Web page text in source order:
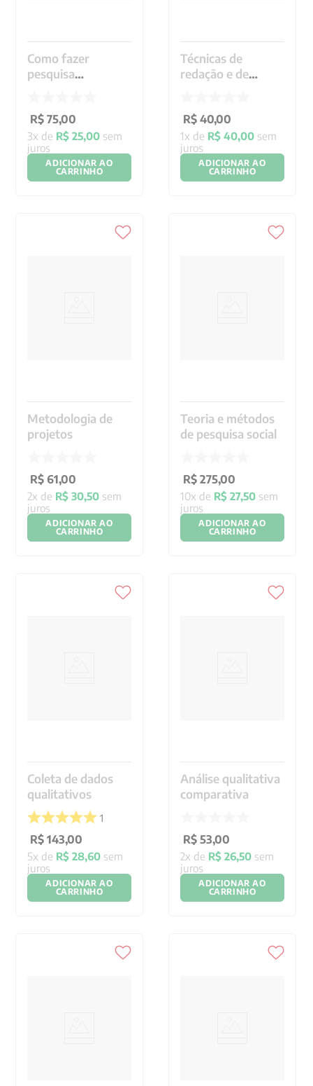
Como fazer
pesquisa
R$ 75,00
3x de R$ 25,00 sem
juros
ADICIONAR AO
CARRINHO
Técnicas de
redação e de
R$ 40,00
1x de R$ 40,00 sem
juros
ADICIONAR AO
CARRINHO
Metodologia de
projetos
R$ 61,00
2x de R$ 30,50 sem
juros
ADICIONAR AO
CARRINHO
Teoria e métodos
de pesquisa social
R$ 275,00
10x de R$ 27,50 sem
juros
ADICIONAR AO
CARRINHO
Coleta de dados
qualitativos
1
R$ 143,00
5x de R$ 28,60 sem
juros
ADICIONAR AO
CARRINHO
Análise qualitativa
comparativa
R$ 53,00
2x de R$ 26,50 sem
juros
ADICIONAR AO
CARRINHO